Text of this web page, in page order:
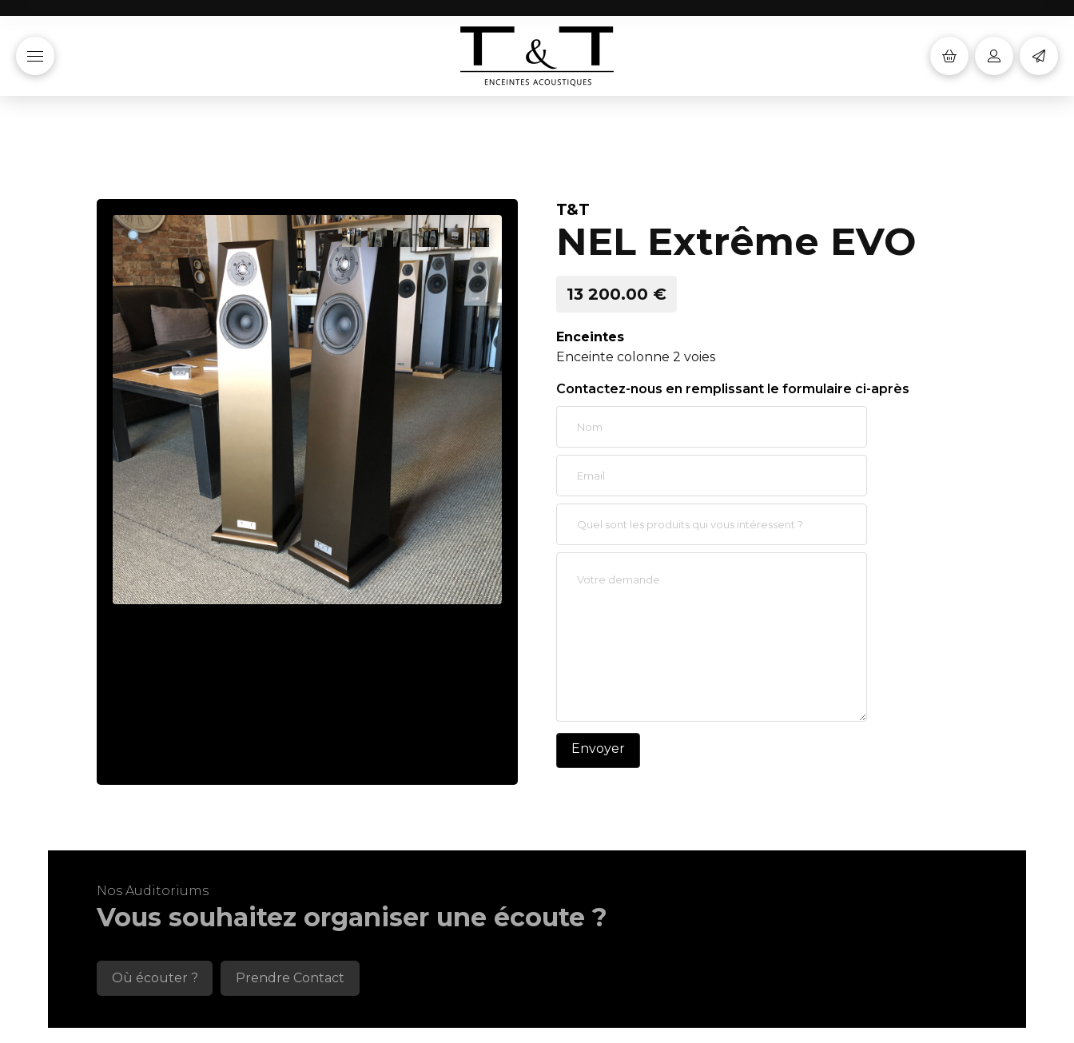
T&T
NEL Extrême EVO
13 200.00 €
Enceintes
Enceinte colonne 2 voies
Contactez-nous en remplissant le formulaire ci-après
Nos Auditoriums
Vous souhaitez organiser une écoute ?
Où écouter ? Prendre Contact